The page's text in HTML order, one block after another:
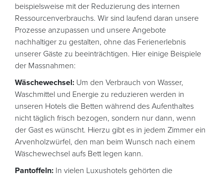
beispielsweise mit der Reduzierung des internen
Ressourcenverbrauchs. Wir sind laufend daran unsere
Prozesse anzupassen und unsere Angebote
nachhaltiger zu gestalten, ohne das Ferienerlebnis
unserer Gäste zu beeinträchtigen. Hier einige Beispiele
der Massnahmen:
Wäschewechsel: Um den Verbrauch von Wasser,
Waschmittel und Energie zu reduzieren werden in
unseren Hotels die Betten während des Aufenthaltes
nicht täglich frisch bezogen, sondern nur dann, wenn
der Gast es wünscht. Hierzu gibt es in jedem Zimmer ein
Arvenholzwürfel, den man beim Wunsch nach einem
Wäschewechsel aufs Bett legen kann.
Pantoffeln: In vielen Luxushotels gehörten die